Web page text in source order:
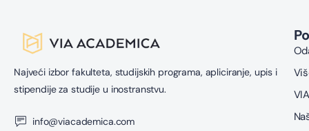
Najveći izbor fakulteta, studijskih programa, apliciranje, upis i
stipendije za studije u inostranstvu.
info@viacademica.com